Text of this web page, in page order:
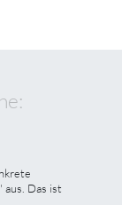
aus. Das ist